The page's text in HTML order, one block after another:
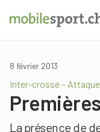
8 février 2013
Inter-crosse –
La présence de